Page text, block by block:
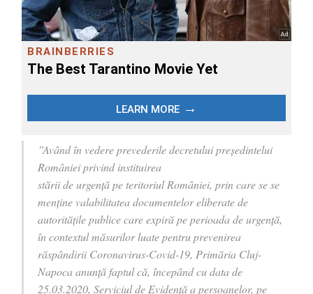
”Având în vedere prevederile decretului președintelui
României privind instituirea
stării de urgență pe teritoriul României, prin care se se
menține valabilitatea documentelor eliberate de
autoritățile publice care expiră pe perioada de urgență,
în contextul măsurilor luate pentru prevenirea
răspândirii Coronavirus-Covid-19, Primăria Cluj-
Napoca anunță faptul că, începând cu data de
25.03.2020, Serviciul de Evidență a persoanelor, pe